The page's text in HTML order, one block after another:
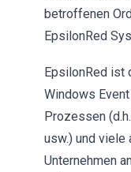
betroffenen
EpsilonRed
EpsilonRed ist
Windows
Prozessen
usw.) und viele
Unternehmen